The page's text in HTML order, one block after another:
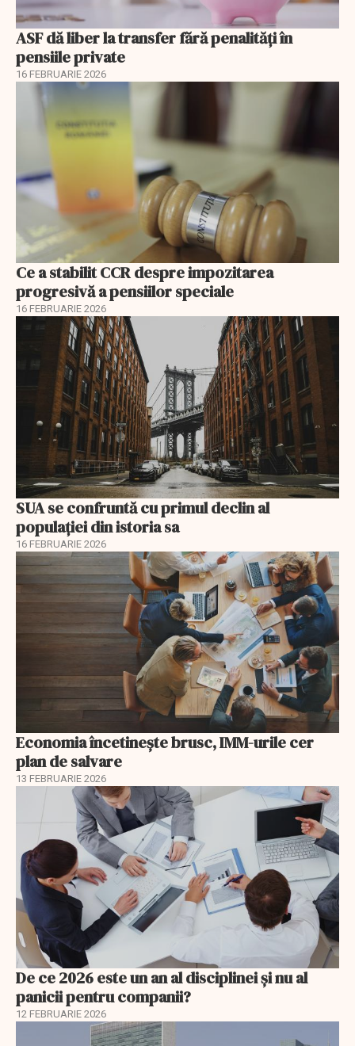
ASF dă liber la transfer fără penalități în
pensiile private
16 FEBRUARIE 2026
Ce a stabilit CCR despre impozitarea
progresivă a pensiilor speciale
16 FEBRUARIE 2026
SUA se confruntă cu primul declin al
populației din istoria sa
16 FEBRUARIE 2026
Economia încetinește brusc, IMM-urile cer
plan de salvare
13 FEBRUARIE 2026
De ce 2026 este un an al disciplinei și nu al
panicii pentru companii?
12 FEBRUARIE 2026